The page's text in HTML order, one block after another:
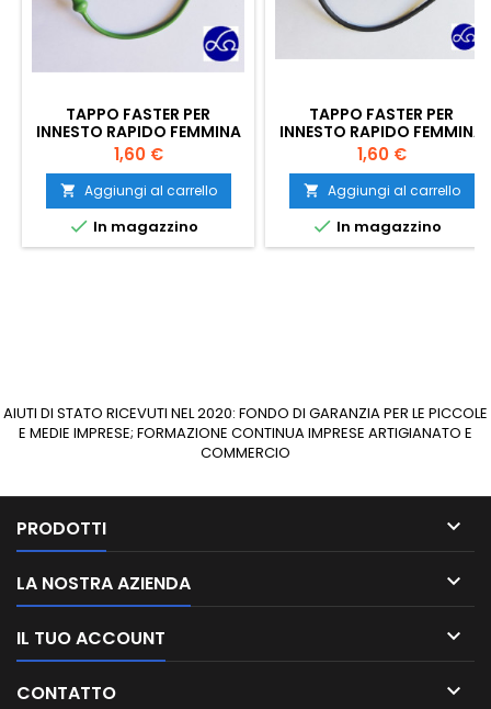
TAPPO FASTER PER
INNESTO RAPIDO FEMMINA
DA 1/2" COLORE VERDE
Prezzo
1,60 €
 Aggiungi al carrello
 In magazzino
TAPPO FASTER PER
INNESTO RAPIDO FEMMINA
DA 1/2" COLORE NERO
Prezzo
1,60 €
 Aggiungi al carrello
 In magazzino
AIUTI DI STATO RICEVUTI NEL 2020: FONDO DI GARANZIA PER LE PICCOLE
E MEDIE IMPRESE; FORMAZIONE CONTINUA IMPRESE ARTIGIANATO E
COMMERCIO
PRODOTTI 
LA NOSTRA AZIENDA 
IL TUO ACCOUNT 
CONTATTO 